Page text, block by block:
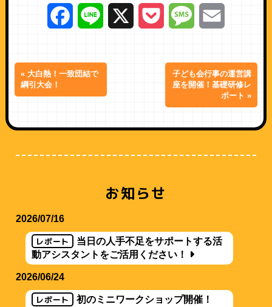
Facebook
Line Pocket Message
« 大白熱！一致団結で
綱引大会！
子ども会行事の運営講
座を開催！基礎研修レ
ポート »
お知らせ
2026/07/16
レポート
当日の人手不足をサポートする活
動アシスタントをご活用ください！
2026/06/24
レポート
初のミニワークショップ開催！